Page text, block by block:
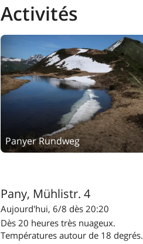
Activités
Panyer Rundweg
Pany, Mühlistr. 4
Aujourd'hui, 6/8 dès 20:20
Dès 20 heures très nuageux.
Températures autour de 18 degrés.